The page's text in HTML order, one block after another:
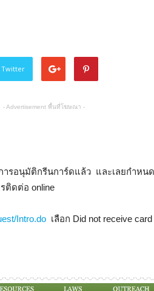
Twitter
- Advertisement พื้นที่โฆษณา -
ารอนุมัติกรีนการ์ดแล้ว และเลยกำหน
ติดต่อ online
Intro.do เลือก Did not receive